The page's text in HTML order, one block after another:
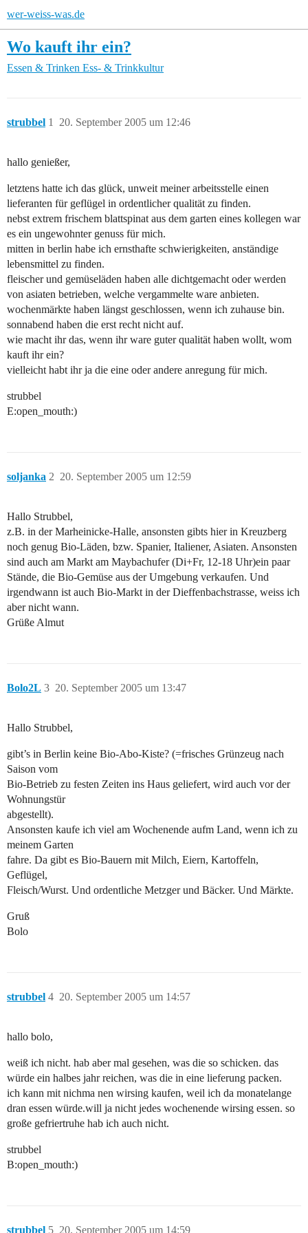
wer-weiss-was.de
Wo kauft ihr ein?
Essen & Trinken Ess- & Trinkkultur
strubbel 20. September 2005 um 12:46
1
hallo genießer,
letztens hatte ich das glück, unweit meiner arbeitsstelle einen
lieferanten für geflügel in ordentlicher qualität zu finden.
nebst extrem frischem blattspinat aus dem garten eines kollegen war
es ein ungewohnter genuss für mich.
mitten in berlin habe ich ernsthafte schwierigkeiten, anständige
lebensmittel zu finden.
fleischer und gemüseläden haben alle dichtgemacht oder werden
von asiaten betrieben, welche vergammelte ware anbieten.
wochenmärkte haben längst geschlossen, wenn ich zuhause bin.
sonnabend haben die erst recht nicht auf.
wie macht ihr das, wenn ihr ware guter qualität haben wollt, wom
kauft ihr ein?
vielleicht habt ihr ja die eine oder andere anregung für mich.
strubbel
E:open_mouth:)
soljanka 20. September 2005 um 12:59
2
Hallo Strubbel,
z.B. in der Marheinicke-Halle, ansonsten gibts hier in Kreuzberg
noch genug Bio-Läden, bzw. Spanier, Italiener, Asiaten. Ansonsten
sind auch am Markt am Maybachufer (Di+Fr, 12-18 Uhr)ein paar
Stände, die Bio-Gemüse aus der Umgebung verkaufen. Und
irgendwann ist auch Bio-Markt in der Dieffenbachstrasse, weiss ich
aber nicht wann.
Grüße Almut
Bolo2L 20. September 2005 um 13:47
3
Hallo Strubbel,
gibt’s in Berlin keine Bio-Abo-Kiste? (=frisches Grünzeug nach
Saison vom
Bio-Betrieb zu festen Zeiten ins Haus geliefert, wird auch vor der
Wohnungstür
abgestellt).
Ansonsten kaufe ich viel am Wochenende aufm Land, wenn ich zu
meinem Garten
fahre. Da gibt es Bio-Bauern mit Milch, Eiern, Kartoffeln,
Geflügel,
Fleisch/Wurst. Und ordentliche Metzger und Bäcker. Und Märkte.
Gruß
Bolo
strubbel 20. September 2005 um 14:57
4
hallo bolo,
weiß ich nicht. hab aber mal gesehen, was die so schicken. das
würde ein halbes jahr reichen, was die in eine lieferung packen.
ich kann mit nichma nen wirsing kaufen, weil ich da monatelange
dran essen würde.will ja nicht jedes wochenende wirsing essen. so
große gefriertruhe hab ich auch nicht.
strubbel
B:open_mouth:)
strubbel 20. September 2005 um 14:59
5